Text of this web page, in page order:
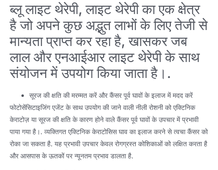
ब्लू लाइट थेरेपी, लाइट थेरेपी का एक क्षेत्र
है जो अपने कुछ अद्भुत लाभों के लिए तेजी से
मान्यता प्राप्त कर रहा है, खासकर जब
लाल और एनआईआर लाइट थेरेपी के साथ
संयोजन में उपयोग किया जाता है।.
सूरज की क्षति की मरम्मत करें और कैंसर पूर्व घावों के इलाज में मदद करें
फोटोसेंसिटाइजिंग एजेंट के साथ उपयोग की जाने वाली नीली रोशनी को एक्टिनिक
केराटोज़ या सूरज की क्षति के कारण होने वाले कैंसर पूर्व घावों के उपचार में प्रभावी
पाया गया है।. व्यक्तिगत एक्टिनिक केराटोसिस घाव का इलाज करने से त्वचा कैंसर को
रोका जा सकता है. यह प्रभावी उपचार केवल रोगग्रस्त कोशिकाओं को लक्षित करता है
और आसपास के ऊतकों पर न्यूनतम प्रभाव डालता है.